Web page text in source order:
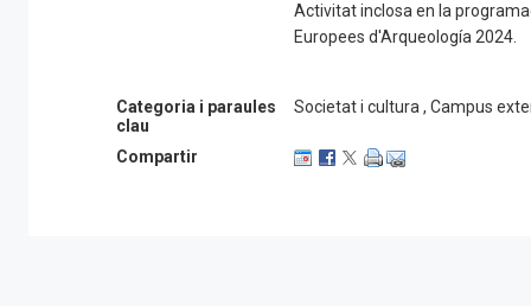
Activitat inclosa en la
Europees d'Arqueología 2024.
Categoria i paraules
clau
Societat i cultura , Campus
Compartir